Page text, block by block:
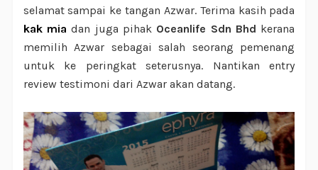
selamat sampai ke tangan Azwar. Terima kasih pada
kak mia dan juga pihak Oceanlife Sdn Bhd kerana
memilih Azwar sebagai salah seorang pemenang
untuk ke peringkat seterusnya. Nantikan entry
review testimoni dari Azwar akan datang.